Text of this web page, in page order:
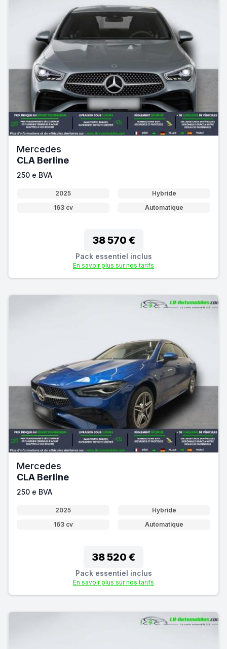
Mercedes
CLA Berline
250 e BVA
2025
Hybride
163 cv
Automatique
38 570 €
Pack essentiel inclus
En savoir plus sur nos tarifs
Mercedes
CLA Berline
250 e BVA
2025
Hybride
163 cv
Automatique
38 520 €
Pack essentiel inclus
En savoir plus sur nos tarifs